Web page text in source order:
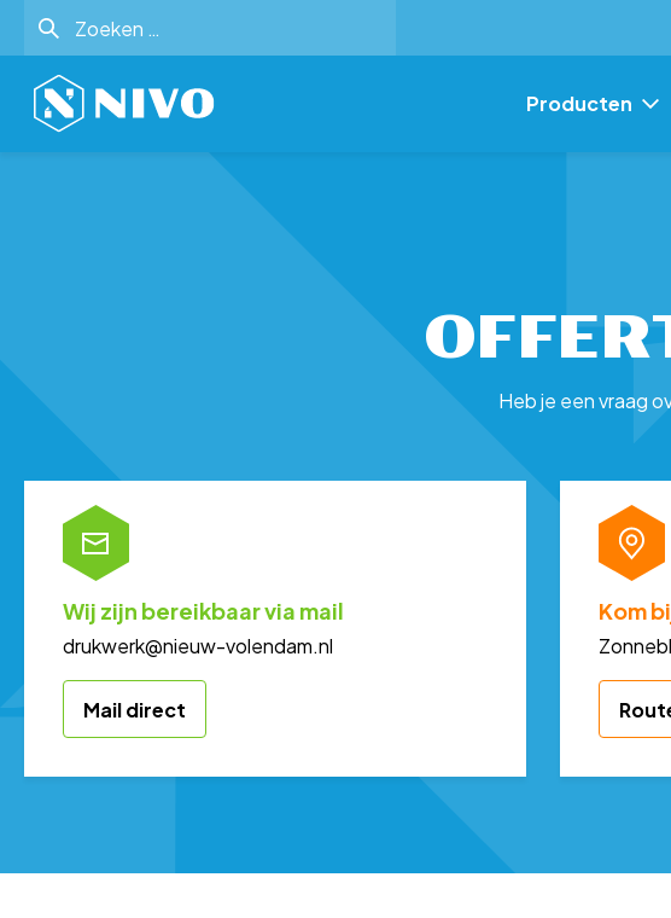
Zoeken
naar:
Producten
Heb je een vraag
Wij zijn bereikbaar via mail
drukwerk@nieuw-volendam.nl
Mail direct
Kom